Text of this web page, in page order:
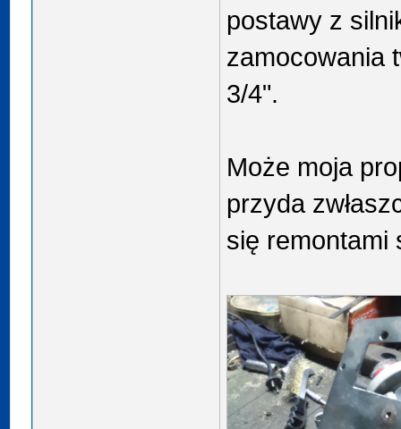
postawy z
zamocowania
3/4".
Może moja
przyda
się remontami